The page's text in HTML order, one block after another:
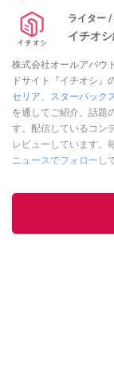
ライター /
イチオ
株式会社オールアバウ
ドサイト『イチオシ』
セリア、 スターバック
を通してご紹介。話題
す。配信しているコン
レビューしています。
ニュースでフォロー し